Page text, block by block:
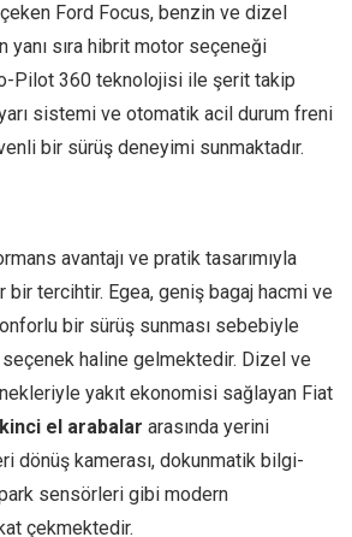
Ford Focus, benzin ve dizel
yanı sıra hibrit motor seçeneği
Pilot 360 teknolojisi ile şerit takip
sistemi ve otomatik acil durum freni
bir sürüş deneyimi sunmaktadır.
avantajı ve pratik tasarımıyla
tercihtir. Egea, geniş bagaj hacmi ve
bir sürüş sunması sebebiyle
haline gelmektedir. Dizel ve
yakıt ekonomisi sağlayan Fiat
el arabalar arasında yerini
dönüş kamerası, dokunmatik bilgi-
sensörleri gibi modern
çekmektedir.